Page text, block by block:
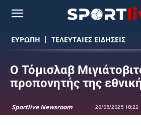
ΕΥΡΩΠΗ ΤΕΛΕΥΤΑΙΕΣ ΕΙΔΗΣΕΙΣ
Ο Τόμισλαβ
προπονητής της
Sportlive Newsroom 20/05/2025 18:22